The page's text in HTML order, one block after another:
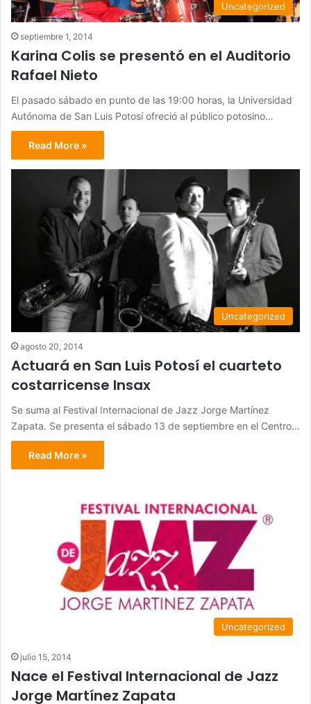
Uncategorized
septiembre 1, 2014
Karina Colis se presentó en el Auditorio
Rafael Nieto
El pasado sábado en punto de las 19:00 horas, la Universidad
Autónoma de San Luis Potosí ofreció al público potosino…
Read More »
Uncategorized
agosto 20, 2014
Actuará en San Luis Potosí el cuarteto
costarricense Insax
Se suma al Festival Internacional de Jazz Jorge Martínez
Zapata. Se presenta el sábado 13 de septiembre en el Centro…
Read More »
Uncategorized
julio 15, 2014
Nace el Festival Internacional de Jazz
Jorge Martínez Zapata